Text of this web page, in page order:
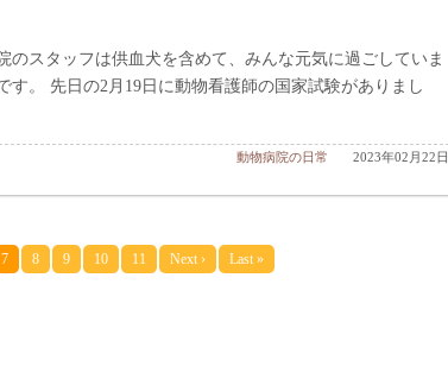
スタッフは供血犬を含めて、みんな元気に過ごしていま
。 先日の2月19日に動物看護師の国家試験がありまし
2023年02月22日
動物病院の日常
7 8 9 10 11 Next › Last »